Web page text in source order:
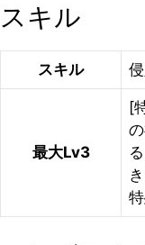
スキル
スキル
最大Lv3
[